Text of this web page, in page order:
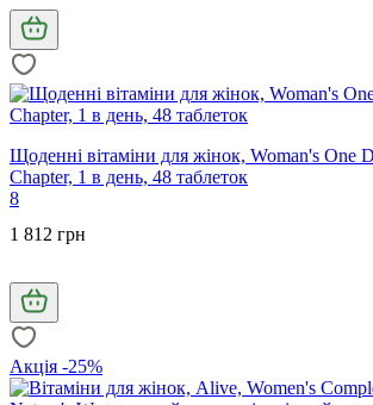
Щоденні вітаміни для жінок, Woman's One
Chapter, 1 в день, 48 таблеток
8
1 812 грн
Акція -25%